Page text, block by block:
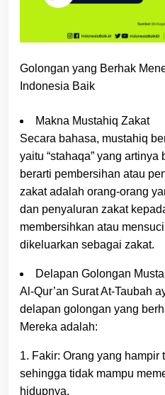
Golongan yang Berhak
Indonesia Baik
Makna Mustahiq Zakat
Secara bahasa, mustahiq
yaitu “stahaqa” yang
berarti pembersihan atau
zakat adalah orang-orang
dan penyaluran zakat
membersihkan atau
dikeluarkan sebagai zakat.
Delapan Golongan
Al-Qur’an Surat At-Taubah
delapan golongan yang
Mereka adalah:
1. Fakir: Orang yang hampir
sehingga tidak mampu
hidupnya.